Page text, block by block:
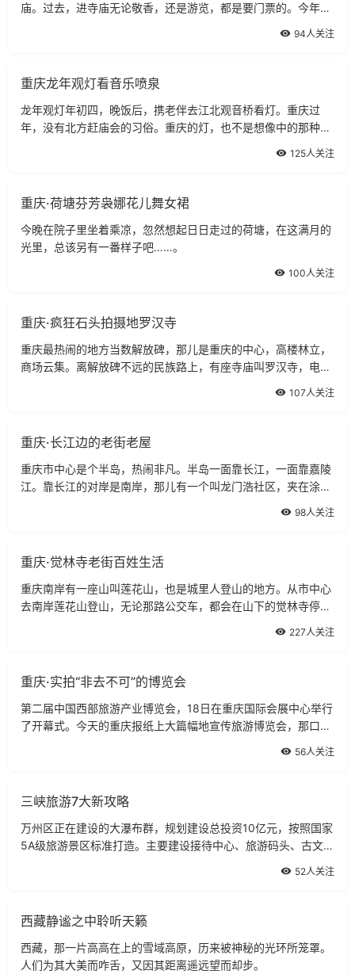
庙。过去，进寺庙无论敬香，还是游览，都是要门票的。今年四
94人关注
重庆龙年观灯看音乐喷泉
龙年观灯年初四，晚饭后，携老伴去江北观音桥看灯。重庆过
年，没有北方赶庙会的习俗。重庆的灯，也不是想像中的那种龙
125人关注
重庆·荷塘芬芳袅娜花儿舞女裙
今晚在院子里坐着乘凉，忽然想起日日走过的荷塘，在这满月的
光里，总该另有一番样子吧……。
100人关注
重庆·疯狂石头拍摄地罗汉寺
重庆最热闹的地方当数解放碑，那儿是重庆的中心，高楼林立，
商场云集。离解放碑不远的民族路上，有座寺庙叫罗汉寺，电影
107人关注
重庆·长江边的老街老屋
重庆市中心是个半岛，热闹非凡。半岛一面靠长江，一面靠嘉陵
江。靠长江的对岸是南岸，那儿有一个叫龙门浩社区，夹在涂山
98人关注
重庆·觉林寺老街百姓生活
重庆南岸有一座山叫莲花山，也是城里人登山的地方。从市中心
去南岸莲花山登山，无论那路公交车，都会在山下的觉林寺停
227人关注
重庆·实拍“非去不可”的博览会
第二届中国西部旅游产业博览会，18日在重庆国际会展中心举行
了开幕式。今天的重庆报纸上大篇幅地宣传旅游博览会，那口号
56人关注
三峡旅游7大新攻略
万州区正在建设的大瀑布群，规划建设总投资10亿元，按照国家
5A级旅游景区标准打造。主要建设接待中心、旅游码头、古文化
52人关注
西藏静谧之中聆听天籁
西藏，那一片高高在上的雪域高原，历来被神秘的光环所笼罩。
人们为其大美而咋舌，又因其距离遥远望而却步。